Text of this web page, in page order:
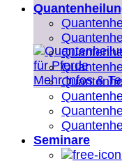
Mehr Infos &
Seminare